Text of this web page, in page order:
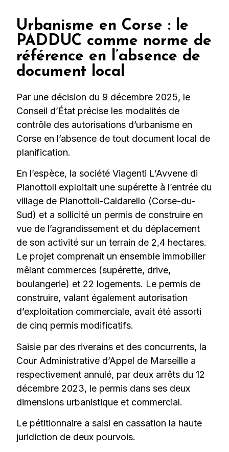
Urbanisme en Corse : le
PADDUC comme norme de
référence en l’absence de
document local
Par une décision du 9 décembre 2025, le
Conseil d’État précise les modalités de
contrôle des autorisations d’urbanisme en
Corse en l’absence de tout document local de
planification.
En l’espèce, la société Viagenti L’Avvene di
Pianottoli exploitait une supérette à l’entrée du
village de Pianottoli-Caldarello (Corse-du-
Sud) et a sollicité un permis de construire en
vue de l’agrandissement et du déplacement
de son activité sur un terrain de 2,4 hectares.
Le projet comprenait un ensemble immobilier
mêlant commerces (supérette, drive,
boulangerie) et 22 logements. Le permis de
construire, valant également autorisation
d’exploitation commerciale, avait été assorti
de cinq permis modificatifs.
Saisie par des riverains et des concurrents, la
Cour Administrative d’Appel de Marseille a
respectivement annulé, par deux arrêts du 12
décembre 2023, le permis dans ses deux
dimensions urbanistique et commercial.
Le pétitionnaire a saisi en cassation la haute
juridiction de deux pourvois.